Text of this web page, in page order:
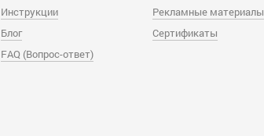
Инструкции
Блог
FAQ (Вопрос-ответ)
Рекламные материалы
Сертификаты